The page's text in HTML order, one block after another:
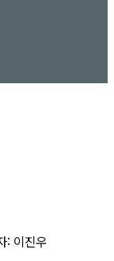
: 이진우